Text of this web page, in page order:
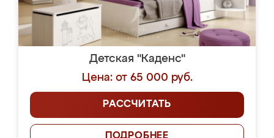
Детская "Каденс"
Цена: от 65 000 руб.
РАССЧИТАТЬ